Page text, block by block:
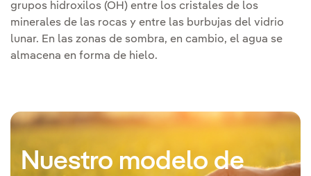
grupos hidroxilos (OH) entre los cristales de los
minerales de las rocas y entre las burbujas del vidrio
lunar. En las zonas de sombra, en cambio, el agua se
almacena en forma de hielo.
Nuestro modelo de